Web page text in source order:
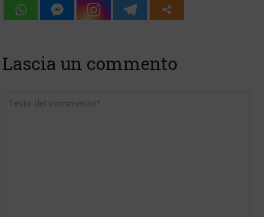
Lascia un commento